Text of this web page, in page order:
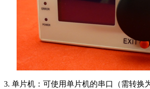
3. 单片机：可使用单片机的串口（需转换